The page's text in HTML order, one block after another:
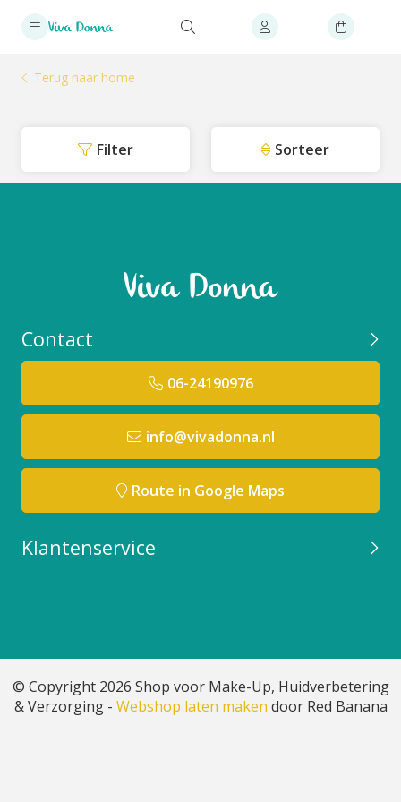
Terug naar home
Filter Sorteer
Contact
06-24190976
info@vivadonna.nl
Route in Google Maps
Klantenservice
© Copyright 2026 Shop voor Make-Up, Huidverbetering
& Verzorging - Webshop laten maken door Red Banana